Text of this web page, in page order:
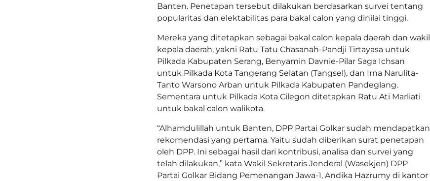
Banten. Penetapan tersebut dilakukan berdasarkan survei tentang
popularitas dan elektabilitas para bakal calon yang dinilai tinggi.
Mereka yang ditetapkan sebagai bakal calon kepala daerah dan wakil
kepala daerah, yakni Ratu Tatu Chasanah-Pandji Tirtayasa untuk
Pilkada Kabupaten Serang, Benyamin Davnie-Pilar Saga Ichsan
untuk Pilkada Kota Tangerang Selatan (Tangsel), dan Irna Narulita-
Tanto Warsono Arban untuk Pilkada Kabupaten Pandeglang.
Sementara untuk Pilkada Kota Cilegon ditetapkan Ratu Ati Marliati
untuk bakal calon walikota.
“Alhamdulillah untuk Banten, DPP Partai Golkar sudah mendapatkan
rekomendasi yang pertama. Yaitu sudah diberikan surat penetapan
oleh DPP. Ini sebagai hasil dari kontribusi, analisa dan survei yang
telah dilakukan,” kata Wakil Sekretaris Jenderal (Wasekjen) DPP
Partai Golkar Bidang Pemenangan Jawa-1, Andika Hazrumy di kantor